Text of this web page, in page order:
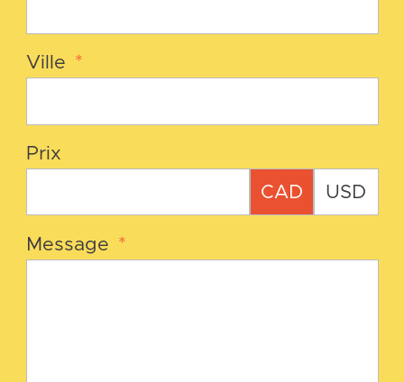
Ville *
Prix
CAD USD
Message *